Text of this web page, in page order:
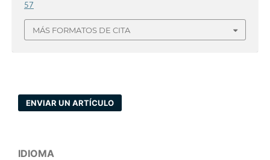
57
MÁS FORMATOS DE CITA
ENVIAR UN ARTÍCULO
IDIOMA